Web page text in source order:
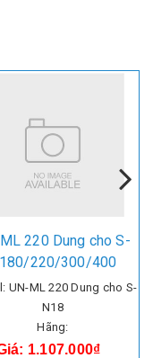
220 Dung cho S-
220/300/400
UN-ML 220 Dung cho S-
N18
Hãng:
1.107.000₫